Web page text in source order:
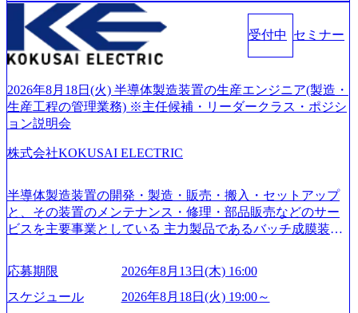
希望される方
化を支援するために、戦略策定、組織改革、人材育成、業
務改善、実行支援などのコンサルティングサービスを一気
通貫で提供するのが特徴（いわゆる総合コンサルティング
ファーム） 社名の由来は”DXエリアにSpir（槍）を指して
ていく”という位置づけ 一昔前は金融が強い企業として認知
されていたが、現在金融の売上割合は全体の3割。現在はTo
C事業を始め、パブリック、製造業、通信、エンタメ、教
はあるが、社員の興味のある分野やスキルを活用したいな
着けたい方でも幅広に経験を積みたい方でも、キャリア形
成が柔軟に可能な環境である。 https://storage.googleapis.com/
our-vision-production.appspot.com/public/images/20240925204135
_93b1bff3-f71c-4bc9-8bd9-72a8a4826007_1200x554.webp https://
mages/20250502152751_46c65543-87ef-4e86-a85a-8649e1c532f9
_956x512.webp https://storage.googleapis.com/our-vision-producti
on.appspot.com/public/images/20250502152804_ba6aaa1a-9ffc-4f
受付中 セミナー
2026年8月18日(火) 半導体製造装置の生産エンジニア(製造・
生産工程の管理業務) ※主任候補・リーダークラス・ポジシ
ョン説明会
株式会社KOKUSAI ELECTRIC
半導体製造装置の開発・製造・販売・搬入・セットアップ
と、その装置のメンテナンス・修理・部品販売などのサー
ビスを主要事業としている 主力製品であるバッチ成膜装置
世界トップクラスのシェアを有している 技術と対話を通じ
て未来を創造し、社会課題の解決に貢献することを目指し
ている Mission:私たちの技術/私たちの対話 Vision:夢を未来
応募期限
2026年8月13日(木) 16:00
スケジュール
2026年8月18日(火) 19:00～